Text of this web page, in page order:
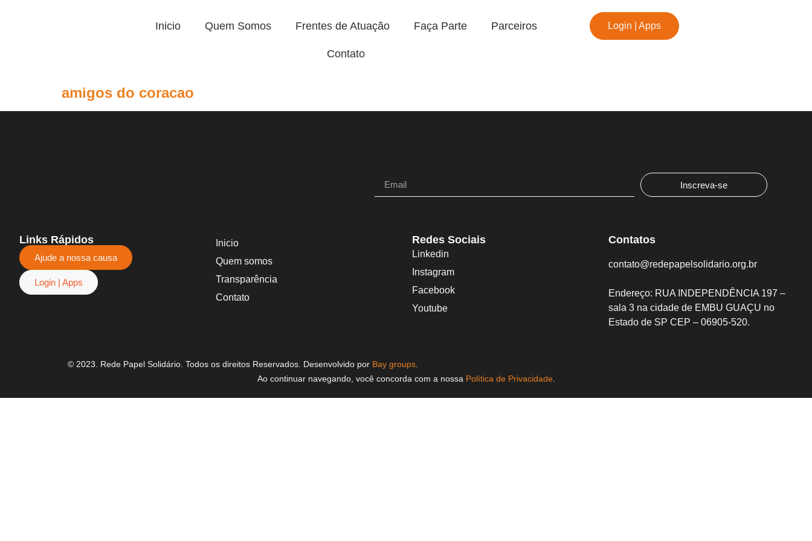
Inicio Quem Somos Frentes de Atuação Faça Parte Parceiros
Contato
Login | Apps
amigos do coracao
Inscreva-se
Links Rápidos
Ajude a nossa causa
Login | Apps
Inicio
Quem somos
Transparência
Contato
Redes Sociais
Linkedin
Instagram
Facebook
Youtube
Contatos
contato@redepapelsolidario.org.br
Endereço: RUA INDEPENDÊNCIA 197 –
sala 3 na cidade de EMBU GUAÇU no
Estado de SP CEP – 06905-520.
© 2023. Rede Papel Solidário. Todos os direitos Reservados. Desenvolvido por Bay groups
Ao continuar navegando, você concorda com a nossa Política de Privacidade.